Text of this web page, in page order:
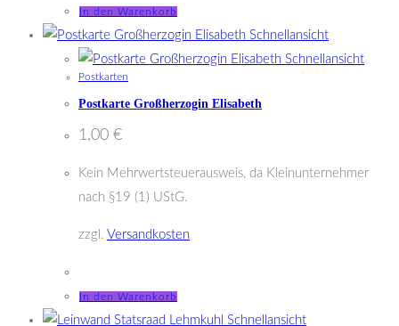
In den Warenkorb
Schnellansicht
Schnellansicht
Postkarten
Postkarte Großherzogin Elisabeth
1,00 €
Kein Mehrwertsteuerausweis, da Kleinunternehmer
nach §19 (1) UStG.
zzgl. Versandkosten
In den Warenkorb
Schnellansicht